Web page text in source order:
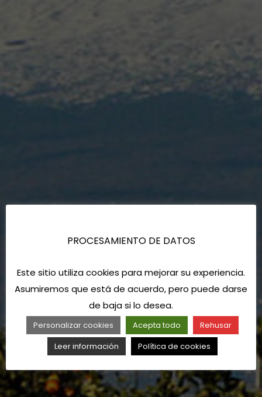
PROCESAMIENTO DE DATOS
Este sitio utiliza cookies para mejorar su experiencia.
Asumiremos que está de acuerdo, pero puede darse
de baja si lo desea.
Personalizar cookies Acepta todo
Rehusar
Leer información
Política de cookies